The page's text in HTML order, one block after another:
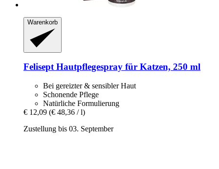
Warenkorb
FeliseptHautpflegespray für Katzen, 250 ml
Bei gereizter & sensibler Haut
Schonende Pflege
Natürliche Formulierung
€ 12,09 (€ 48,36 / l)
Zustellung bis 03. September